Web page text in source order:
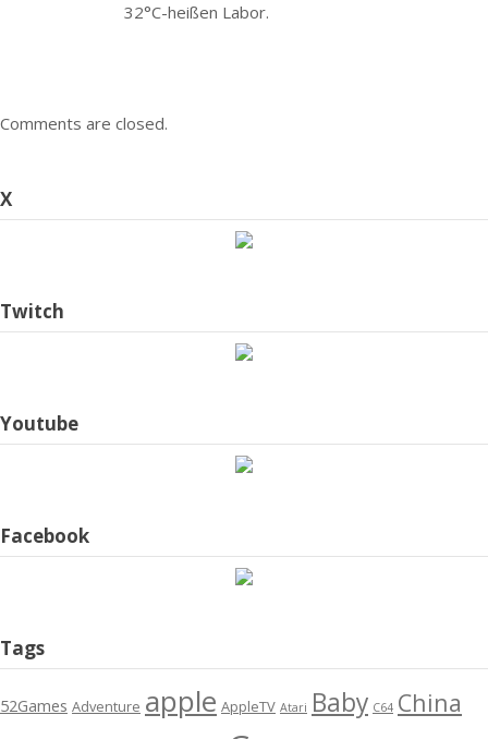
32°C-heißen Labor.
Comments are closed.
X
Twitch
Youtube
Facebook
Tags
52Games Adventure apple AppleTV Atari Baby C64 China